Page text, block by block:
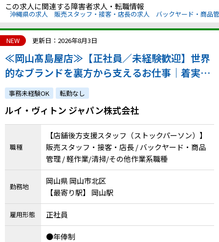
この求人に関連する障害者求人・転職情報
沖縄県の求人 販売スタッフ・接客・店長の求人 バックヤード・商品
NEW 更新日：2026年8月3日
≪岡山髙島屋店≫【正社員／未経験歓迎】世界
的なブランドを裏方から支えるお仕事｜着実な
成長を実感できる環境です！｜atGPからの採用
実績あり
事務未経験OK 転勤なし
ルイ・ヴィトン ジャパン株式会社
職種
【店舗後方支援スタッフ（ストックパーソン）】
販売スタッフ・接客・店長 / バックヤード・商品
管理 / 軽作業/清掃/その他作業系職種
勤務地
岡山県 岡山市北区
【最寄り駅】 岡山駅
雇用形態 正社員
●年俸制